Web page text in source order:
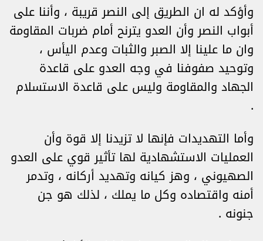
وأؤكد له ان الطريق إلى النصر قريبة ، وأننا على
أبواب النصر وأن العدو يترنح أمام ضربات المقاومة
وان ما علينا إلا الصبر والثبات وعدم اليأس ،
وتوحيد صفوفنا في وجه العدو على قاعدة
الجهاد والمقاومة وليس على قاعدة الاستسلام
.
وأما التهديدات فإنها لا تزيدنا إلا قوة وأن
العمليات الاستشهادية لها تأثير قوي على العدو
الصهيوني ، وهز كيانه وتهديد أركانه ، وتدمر
أمنه واقتصاده وكل ما يملك ، لذلك هو جن
جنونه .